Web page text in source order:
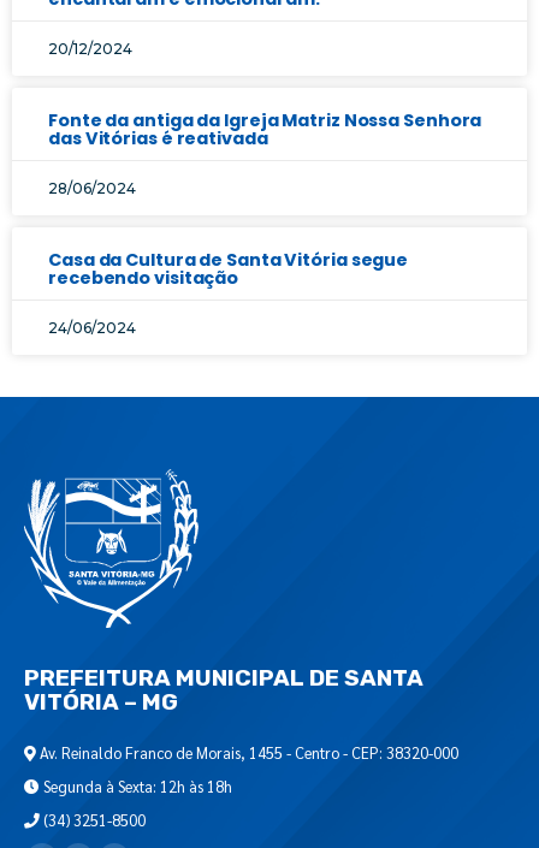
20/12/2024
Fonte da antiga da Igreja Matriz Nossa Senhora
das Vitórias é reativada
28/06/2024
Casa da Cultura de Santa Vitória segue
recebendo visitação
24/06/2024
PREFEITURA MUNICIPAL DE SANTA
VITÓRIA – MG
Av. Reinaldo Franco de Morais, 1455 - Centro - CEP: 38320-000
Segunda à Sexta: 12h às 18h
(34) 3251-8500